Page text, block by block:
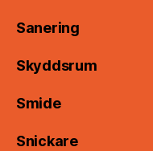
Sanering
Skyddsrum
Smide
Snickare